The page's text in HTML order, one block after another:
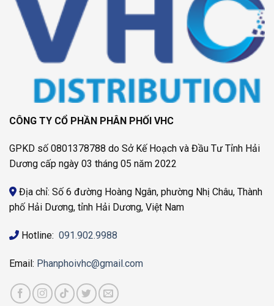
CÔNG TY CỔ PHẦN PHÂN PHỐI VHC
GPKD số 0801378788 do Sở Kế Hoạch và Đầu Tư Tỉnh Hải
Dương cấp ngày 03 tháng 05 năm 2022
Địa chỉ: Số 6 đường Hoàng Ngân, phường Nhị Châu, Thành
phố Hải Dương, tỉnh Hải Dương, Việt Nam
Hotline: 091.902.9988
Email: Phanphoivhc@gmail.com